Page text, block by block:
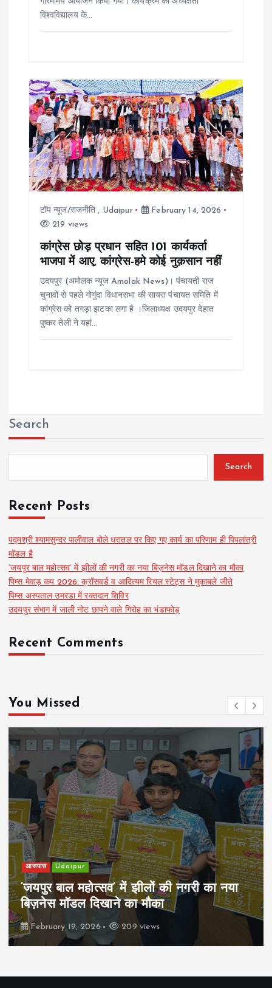
विश्वविद्यालय के…
टॉप न्यूज/राजनीति , Udaipur
February 14, 2026
219 views
कांग्रेस छोड़ प्रधान सहित 101 कार्यकर्ता
भाजपा में आए, कांग्रेस-हमे कोई नुक़सान नहीं
उदयपुर (अमोलक न्यूज Amolak News)। पंचायती राज
चुनावों से पहले गोगुंदा विधानसभा की सायरा पंचायत समिति में
कांग्रेस को तगड़ा झटका लगा है ।जिलाध्यक्ष उदयपुर देहात
पुष्कर तेली ने यहां…
Search
Search
Recent Posts
पद्मश्री श्यामसुन्दर पालीवाल बोले धरातल पर किए गए कार्य का परिणाम ही पिपलांत्री
मॉडल है
‘जयपुर बाल महोत्सव’ में झीलों की नगरी का नया बिज़नेस मॉडल दिखाने का मौका
पिम्स मेवाड़ कप 2026: क्रॉसवर्ड व आदित्यम रियल स्टेट्स ने मुकाबले जीते
पिम्स अस्पताल उमरडा में रक्तदान शिविर
उदयपुर संभाग में जाली नोट छापने वाले गिरोह का भंडाफोड़
Recent Comments
You Missed
खेल Udaipur
पिम्स मेवाड़ कप 2026: क्रॉसवर्ड व आदित्यम
रियल स्टेट्स ने मुकाबले जीते
February 19, 2026 162 views